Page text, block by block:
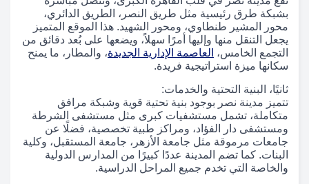
بشبكة طرق رئيسية مثل طريق النصر، الطريق الدائري،
محور المشير طنطاوي، ومحور الشهيد. هذا الموقع المتميز
يجعل التنقل منها وإليها أمرًا سهلاً، ويضعها على بُعد دقائق من
التجمع الخامس، العاصمة الإدارية الجديدة، والمطار، ما يمنح
سكانها ميزة استراتيجية فريدة.
ثانيًا، البنية التحتية والخدمات:
تتميز مدينة نصر بوجود بنية تحتية قوية وشبكة مرافق
متكاملة، تشمل مستشفيات كبرى مثل مستشفى الشرطة
ومستشفى دار الفؤاد، ومراكز طبية تخصصية، فضلًا عن
جامعات مرموقة مثل جامعة الأزهر، جامعة المستقبل، وكلية
البنات. كما تضم المدينة عددًا كبيرًا من المدارس الدولية
والخاصة التي تخدم جميع المراحل الدراسية.